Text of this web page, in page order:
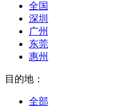
全国
深圳
广州
东莞
惠州
目的地：
全部